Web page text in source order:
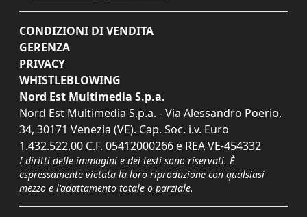
CONDIZIONI DI VENDITA
GERENZA
PRIVACY
WHISTLEBLOWING
Nord Est Multimedia S.p.a.
Nord Est Multimedia S.p.a. - Via Alessandro Poerio,
34, 30171 Venezia (VE). Cap. Soc. i.v. Euro
1.432.522,00 C.F. 05412000266 e REA VE-454332
I diritti delle immagini e dei testi sono riservati. È
espressamente vietata la loro riproduzione con qualsiasi
mezzo e l'adattamento totale o parziale.